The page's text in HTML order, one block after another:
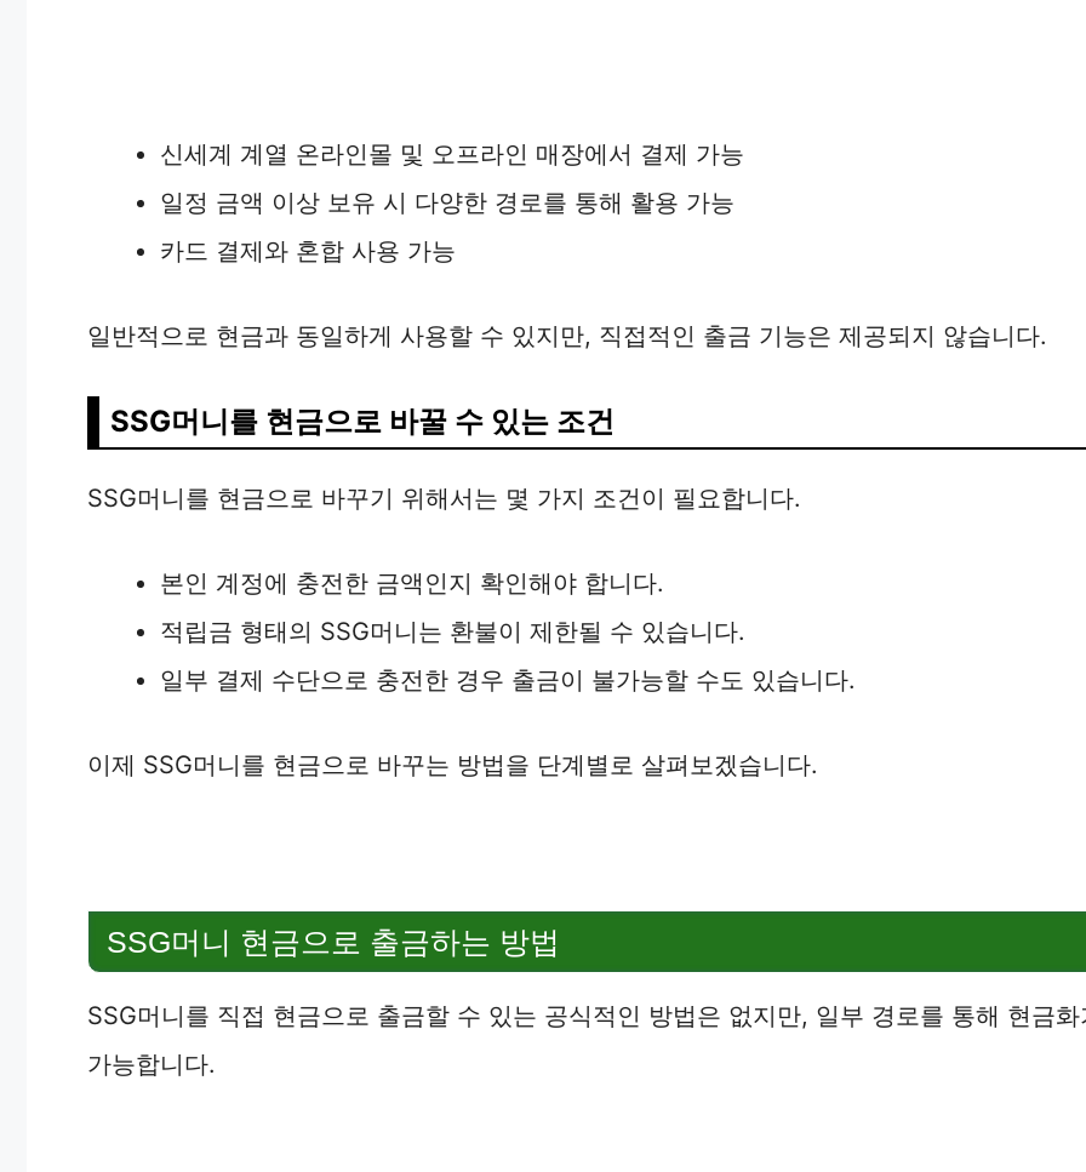
신세계 계열 온라인몰 및 오프라인 매장에서 결제 가능
일정 금액 이상 보유 시 다양한 경로를 통해 활용 가능
카드 결제와 혼합 사용 가능
일반적으로 현금과 동일하게 사용할 수 있지만, 직접적인 출금 기능은 제공되지 않습니다.
SSG머니를 현금으로 바꿀 수 있는 조건
SSG머니를 현금으로 바꾸기 위해서는 몇 가지 조건이 필요합니다.
본인 계정에 충전한 금액인지 확인해야 합니다.
적립금 형태의 SSG머니는 환불이 제한될 수 있습니다.
일부 결제 수단으로 충전한 경우 출금이 불가능할 수도 있습니다.
이제 SSG머니를 현금으로 바꾸는 방법을 단계별로 살펴보겠습니다.
SSG머니 현금으로 출금하는 방법
SSG머니를 직접 현금으로 출금할 수 있는 공식적인 방법은 없지만, 일부 경로를 통해 현금화
가능합니다.